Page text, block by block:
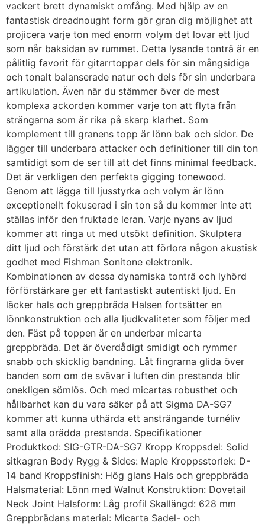
vackert brett dynamiskt omfång. Med hjälp av en
fantastisk dreadnought form gör gran dig möjlighet att
projicera varje ton med enorm volym det lovar ett ljud
som når baksidan av rummet. Detta lysande tonträ är en
pålitlig favorit för gitarrtoppar dels för sin mångsidiga
och tonalt balanserade natur och dels för sin underbara
artikulation. Även när du stämmer över de mest
komplexa ackorden kommer varje ton att flyta från
strängarna som är rika på skarp klarhet. Som
komplement till granens topp är lönn bak och sidor. De
lägger till underbara attacker och definitioner till din ton
samtidigt som de ser till att det finns minimal feedback.
Det är verkligen den perfekta gigging tonewood.
Genom att lägga till ljusstyrka och volym är lönn
exceptionellt fokuserad i sin ton så du kommer inte att
ställas inför den fruktade leran. Varje nyans av ljud
kommer att ringa ut med utsökt definition. Skulptera
ditt ljud och förstärk det utan att förlora någon akustisk
godhet med Fishman Sonitone elektronik.
Kombinationen av dessa dynamiska tonträ och lyhörd
förförstärkare ger ett fantastiskt autentiskt ljud. En
läcker hals och greppbräda Halsen fortsätter en
lönnkonstruktion och alla ljudkvaliteter som följer med
den. Fäst på toppen är en underbar micarta
greppbräda. Det är överdådigt smidigt och rymmer
snabb och skicklig bandning. Låt fingrarna glida över
banden som om de svävar i luften din prestanda blir
onekligen sömlös. Och med micartas robusthet och
hållbarhet kan du vara säker på att Sigma DA-SG7
kommer att kunna uthärda ett ansträngande turnéliv
samt alla orädda prestanda. Specifikationer
Produktkod: SIG-GTR-DA-SG7 Kropp Kroppsdel: Solid
sitkagran Body Rygg & Sides: Maple Kroppsstorlek: D-
14 band Kroppsfinish: Hög glans Hals och greppbräda
Halsmaterial: Lönn med Walnut Konstruktion: Dovetail
Neck Joint Halsform: Låg profil Skallängd: 628 mm
Greppbrädans material: Micarta Sadel- och